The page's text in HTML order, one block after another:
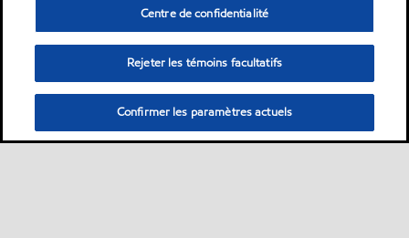
Centre de confidentialité
Rejeter les témoins facultatifs
Confirmer les paramètres actuels